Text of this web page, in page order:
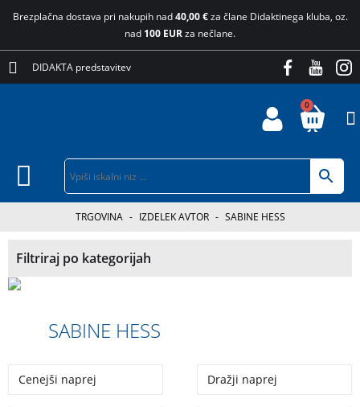
Brezplačna dostava pri nakupih nad40,00 €za člane Didaktinega kluba, oz.
nad 100 EURza nečlane.
DIDAKTA predstavitev
0
TRGOVINA - IZDELEK AVTOR - SABINE HESS
Filtriraj po kategorijah
SABINE HESS
Cenejši naprej Dražji naprej